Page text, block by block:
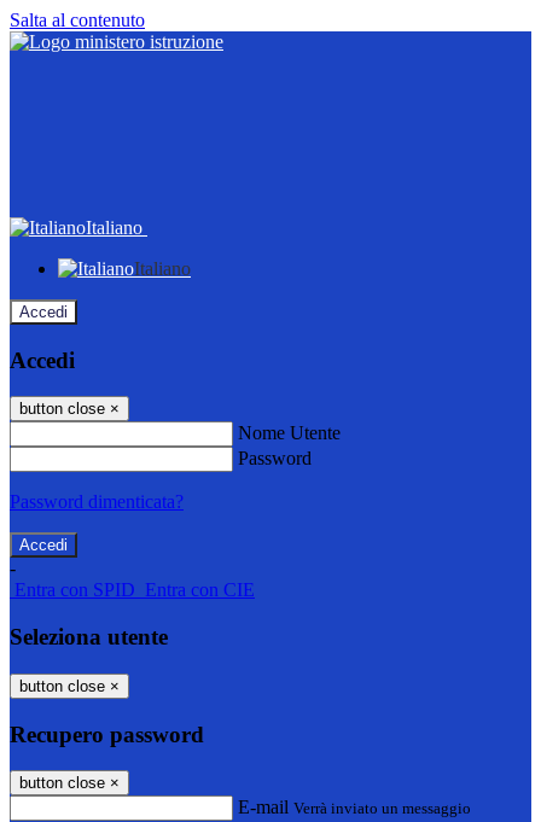
Salta al contenuto
Italiano
Italiano
Accedi
Accedi
button close ×
Nome Utente
Password
Password dimenticata?
-
Entra con SPID Entra con CIE
Seleziona utente
button close ×
Recupero password
button close ×
E-mail Verrà inviato un messaggio